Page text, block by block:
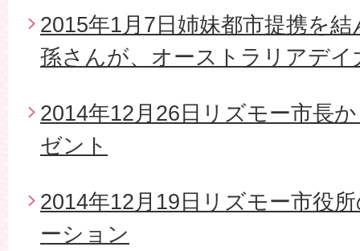
2015年1月7日姉妹都市提携を
孫さんが、オーストラリアデ
2014年12月26日リズモー市長
ゼント
2014年12月19日リズモー市役
ーション